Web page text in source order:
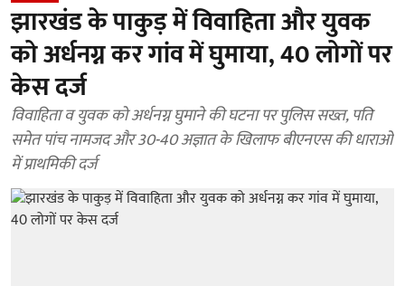
झारखंड के पाकुड़ में विवाहिता और युवक
को अर्धनग्न कर गांव में घुमाया, 40 लोगों पर
केस दर्ज
विवाहिता व युवक को अर्धनग्न घुमाने की घटना पर पुलिस सख्त, पति
समेत पांच नामजद और 30-40 अज्ञात के खिलाफ बीएनएस की धाराओं
में प्राथमिकी दर्ज